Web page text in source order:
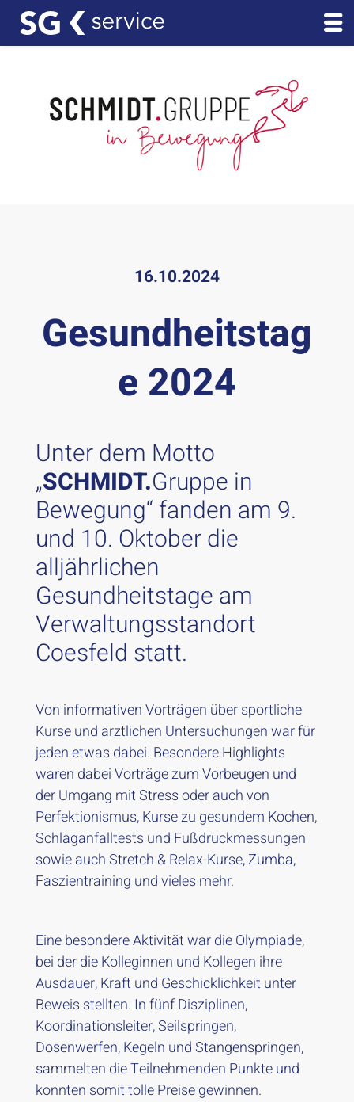
16.10.2024
Gesundheitstag
e 2024
Unter dem Motto
„SCHMIDT.Gruppe in
Bewegung“ fanden am 9.
und 10. Oktober die
alljährlichen
Gesundheitstage am
Verwaltungsstandort
Coesfeld statt.
Von informativen Vorträgen über sportliche
Kurse und ärztlichen Untersuchungen war für
jeden etwas dabei. Besondere Highlights
waren dabei Vorträge zum Vorbeugen und
der Umgang mit Stress oder auch von
Perfektionismus, Kurse zu gesundem Kochen,
Schlaganfalltests und Fußdruckmessungen
sowie auch Stretch & Relax-Kurse, Zumba,
Faszientraining und vieles mehr.
Eine besondere Aktivität war die Olympiade,
bei der die Kolleginnen und Kollegen ihre
Ausdauer, Kraft und Geschicklichkeit unter
Beweis stellten. In fünf Disziplinen,
Koordinationsleiter, Seilspringen,
Dosenwerfen, Kegeln und Stangenspringen,
sammelten die Teilnehmenden Punkte und
konnten somit tolle Preise gewinnen.